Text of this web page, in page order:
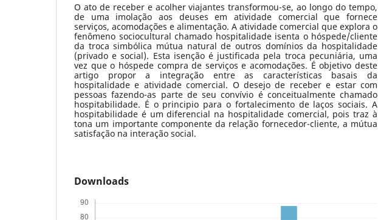
O ato de receber e acolher viajantes transformou-se, ao longo do tempo,
de uma imolação aos deuses em atividade comercial que fornece
serviços, acomodações e alimentação. A atividade comercial que explora o
fenômeno sociocultural chamado hospitalidade isenta o hóspede/cliente
da troca simbólica mútua natural de outros domínios da hospitalidade
(privado e social). Esta isenção é justificada pela troca pecuniária, uma
vez que o hóspede compra de serviços e acomodações. É objetivo deste
artigo propor a integração entre as características basais da
hospitalidade e atividade comercial. O desejo de receber e estar com
pessoas fazendo-as parte de seu convívio é conceitualmente chamado
hospitabilidade. É o principio para o fortalecimento de laços sociais. A
hospitabilidade é um diferencial na hospitalidade comercial, pois traz à
tona um importante componente da relação fornecedor-cliente, a mútua
satisfação na interação social.
Downloads